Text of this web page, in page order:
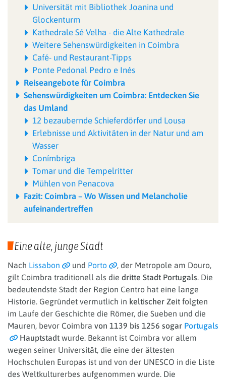
Universität mit Bibliothek Joanina und
Glockenturm
Kathedrale Sé Velha - die Alte Kathedrale
Weitere Sehenswürdigkeiten in Coimbra
Café- und Restaurant-Tipps
Ponte Pedonal Pedro e Inés
Reiseangebote für Coimbra
Sehenswürdigkeiten um Coimbra: Entdecken Sie
das Umland
12 bezaubernde Schieferdörfer und Lousa
Erlebnisse und Aktivitäten in der Natur und am
Wasser
Conímbriga
Tomar und die Tempelritter
Mühlen von Penacova
Fazit: Coimbra – Wo Wissen und Melancholie
aufeinandertreffen
Eine alte, junge Stadt
Nach Lissabon und Porto
, der Metropole am Douro,
gilt Coimbra traditionell als die dritte Stadt Portugals . Die
bedeutendste Stadt der Region Centro hat eine lange
Historie. Gegründet vermutlich in keltischer Zeit folgten
im Laufe der Geschichte die Römer, die Sueben und die
Mauren, bevor Coimbra von 1139 bis 1256 sogar Portugals
Hauptstadt wurde. Bekannt ist Coimbra vor allem
wegen seiner Universität, die eine der ältesten
Hochschulen Europas ist und von der UNESCO in die Liste
des Weltkulturerbes aufgenommen wurde. Die